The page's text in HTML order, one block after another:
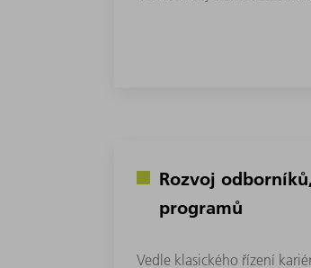
Rozvoj
programů
Vedle klasického řízení